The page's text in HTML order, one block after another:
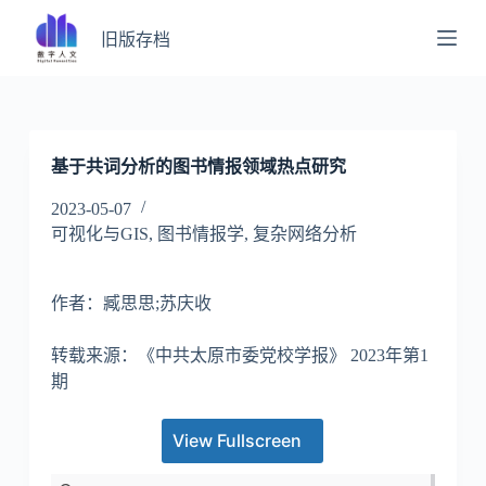
跳
过
旧版存档
基于共词分析的图书情报领域热点研究
2023-05-07
可视化与GIS, 图书情报学, 复杂网络分析
作者：臧思思;苏庆收
转载来源：《中共太原市委党校学报》 2023年第1
期
View Fullscreen